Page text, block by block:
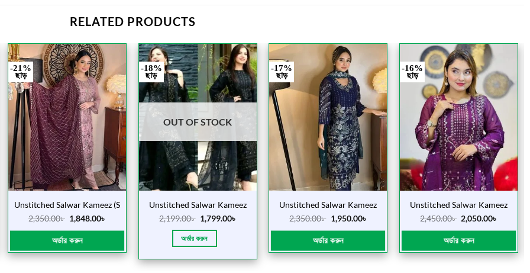
RELATED PRODUCTS
-21%
ছাড়
Unstitched Salwar Kameez (S
1056 Peas)
2,350.00৳ 1,848.00৳
অর্ডার করুন
-18%
ছাড়
OUT OF STOCK
Unstitched Salwar Kameez
(Omayer Kalo)
2,199.00৳ 1,799.00৳
অর্ডার করুন
-17%
ছাড়
Unstitched Salwar Kameez
(Old See Blue Rub)
2,350.00৳ 1,950.00৳
অর্ডার করুন
-16%
ছাড়
Unstitched Salwar Kameez
(Jam seq)
2,450.00৳ 2,050.00৳
অর্ডার করুন